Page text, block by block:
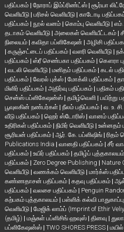
பதிப்பகம் | நோராப் இம்ப்ரிண்ட்ஸ் | சூர்யா
வெளியீடு | பரிசல் வெளியீடு | காடோடி
பதிப்பகம் | நூல் வனம் | கொம்பு வெளியீடு | எம்.
தடாகம் வெளியீடு | அலைகள் வெளியீட்டகம் |
நிலையம் | கவிதா பப்ளிகேஷன் | அழிசி
| கருஞ்சட்டைப் பதிப்பகம் | வளரி வெளியீடு |
பதிப்பகம் | ஸ்ரீ செண்பகா பதிப்பகம் | கௌரா
| வடலி வெளியீடு | மனிதம் பதிப்பகம் | கடல்
பதிப்பகம் | வேரல் புக்ஸ் | மோக்லி பதிப்பகம் |
மிளிர் பதிப்பகம் | அதிர்வு பதிப்பகம் | பதிகம்
சென்ஸ் பப்ளிகேஷன்ஸ் | தமிழ்வெளி | பயிற்று
பூவுலகின் நண்பர்கள் | நீலம் பதிப்பகம் | வ. உ.
வீடு பதிப்பகம் | ஹெர் ஸ்டோரிஸ் | வானம்
உதிரிகள் பதிப்பகம் | நிமிர் வெளியீடு | உன்னதம்
சூரியன் பதிப்பகம் | ஆர். கே. பப்ளிஷிங் | ரிதம்
Publications India | வானதி பதிப்பகம் | சீர்
பதிப்பகம் | உயிர் பதிப்பகம் | தமிழ்ப் புத்தகாலயம்
பதிப்பகம் | Zero Degree Publishing | Nature
வெளியீடு | வணக்கம் வெளியீடு | மார்க்ஸ்
கண்ணதாசன் பதிப்பகம் | கதவு பதிப்பகம் | ஆல்
பதிப்பகம் | வலசை பதிப்பகம் | Penguin
கற்பகம் புத்தகாலயம் | பள்ளிக் கல்வி
வெளியீடு | மேஜிக் லாம்ப் (Imprint of Ethir
(தமிழ்) | மஞ்சுள் பப்ளிசிங் ஹவுஸ் | தினவு |
பப்ளிகேஷன்ஸ் | TWO SHORES PRESS |